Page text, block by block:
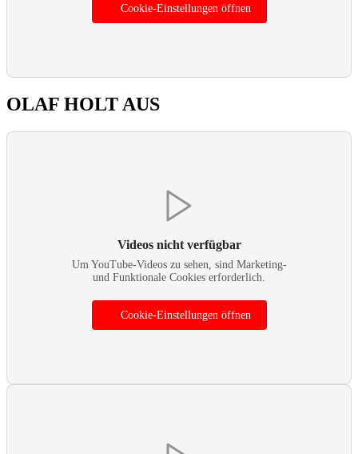
Cookie-Einstellungen öffnen
OLAF HOLT AUS
Videos nicht verfügbar
Um YouTube-Videos zu sehen, sind Marketing-
und Funktionale Cookies erforderlich.
Cookie-Einstellungen öffnen